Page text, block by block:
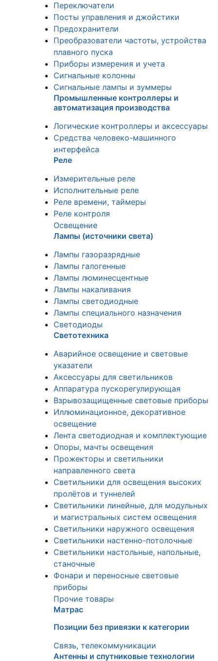
Переключатели
Посты управления и джойстики
Предохранители
Преобразователи частоты, устройства
плавного пуска
Приборы измерения и учета
Сигнальные колонны
Сигнальные лампы и зуммеры
Промышленные контроллеры и
автоматизация производства
Логические контроллеры и аксессуары
Средства человеко-машинного
интерфейса
Реле
Измерительные реле
Исполнительные реле
Реле времени, таймеры
Реле контроля
Освещение
Лампы (источники света)
Лампы газоразрядные
Лампы галогенные
Лампы люминесцентные
Лампы накаливания
Лампы светодиодные
Лампы специального назначения
Светодиоды
Светотехника
Аварийное освещение и световые
указатели
Аксессуары для светильников
Аппаратура пускорегулирующая
Взрывозащищенные световые приборы
Иллюминационное, декоративное
освещение
Лента светодиодная и комплектующие
Опоры, мачты освещения
Прожекторы и светильники
направленного света
Светильники для освещения высоких
пролётов и туннелей
Светильники линейные, для модульных
и магистральных систем освещения
Светильники наружного освещения
Светильники настенно-потолочные
Светильники настольные, напольные,
станочные
Фонари и переносные световые
приборы
Прочие товары
Матрас
Позиции без привязки к категории
Связь, телекоммуникации
Антенны и спутниковые технологии